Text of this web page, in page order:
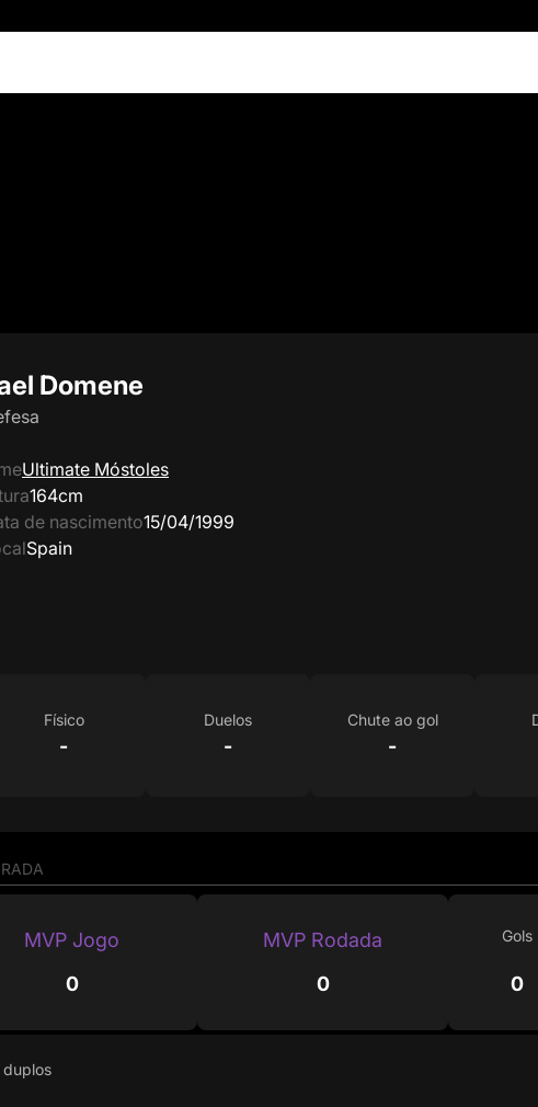
Domene
Ultimate Móstoles
164cm
de nascimento15/04/1999
Spain
Físico
-
Duelos
-
Chute ao gol
-
MVP Jogo
0
MVP Rodada
0
Gols
0
duplos